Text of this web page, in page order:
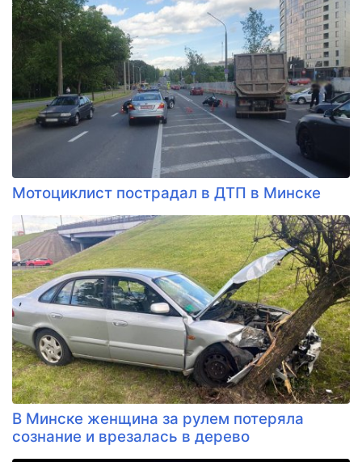
Мотоциклист пострадал в ДТП в Минске
В Минске женщина за рулем потеряла
сознание и врезалась в дерево